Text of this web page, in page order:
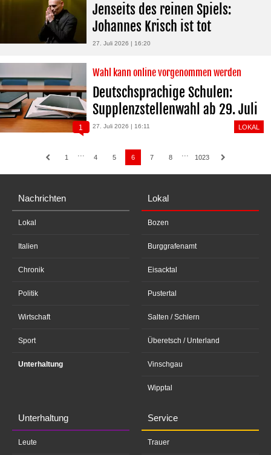
Jenseits des reinen Spiels:
Johannes Krisch ist tot
27. Juli 2026 | 16:20
Wahl kann online vorgenommen werden
Deutschsprachige Schulen:
Supplenzstellenwahl ab 29. Juli
27. Juli 2026 | 16:11 LOKAL
1
1 ··· 4 5 6 7 8 ··· 1023
Nachrichten
Lokal
Italien
Chronik
Politik
Wirtschaft
Sport
Unterhaltung
Lokal
Bozen
Burggrafenamt
Eisacktal
Pustertal
Salten / Schlern
Überetsch / Unterland
Vinschgau
Wipptal
Unterhaltung
Leute
Service
Trauer